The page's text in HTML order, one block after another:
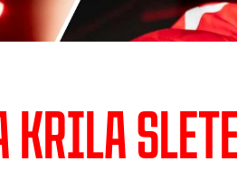
krila